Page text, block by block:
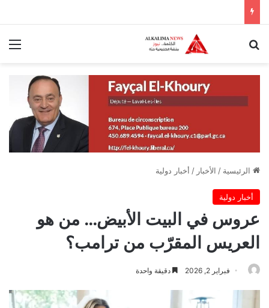
الرئيسية / الأخبار / أخبار دولية
أخبار دولية
عروس في البيت الأبيض… من هو
العريس المقرّب من ترامب؟
فبراير 2, 2026 دقيقة واحدة